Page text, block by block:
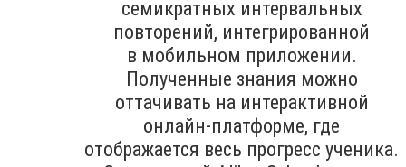
семикратных интервальных
повторений, интегрированной
в мобильном приложении.
Полученные знания можно
оттачивать на интерактивной
онлайн-платформе, где
отображается весь прогресс ученика.